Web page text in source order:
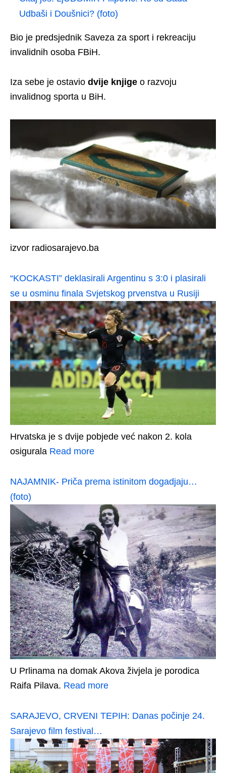
Udbaši i Doušnici? (foto)
Bio je predsjednik Saveza za sport i rekreaciju
invalidnih osoba FBiH.
Iza sebe je ostavio dvije knjige o razvoju
invalidnog sporta u BiH.
izvor radiosarajevo.ba
“KOCKASTI” deklasirali Argentinu s 3:0 i plasirali
se u osminu finala Svjetskog prvenstva u Rusiji
Hrvatska je s dvije pobjede već nakon 2. kola
osigurala Read more
NAJAMNIK- Priča prema istinitom dogadjaju…
(foto)
U Prlinama na domak Akova živjela je porodica
Raifa Pilava. Read more
SARAJEVO, CRVENI TEPIH: Danas počinje 24.
Sarajevo film festival…